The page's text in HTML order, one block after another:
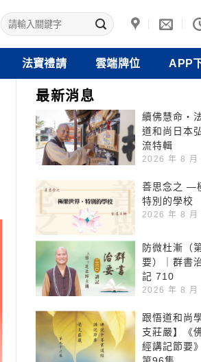
法寶禮請 雲端牌位 APP
最新消息
續佛慧命‧
道和尚日本
流特輯
2026 年 8 月
善思念之 —
特別的學校
2026 年 8 月
防微杜漸（
要）｜群書
記 710
2026 年 8 月
跟悟道和尚
支莊嚴】《
經講記節要